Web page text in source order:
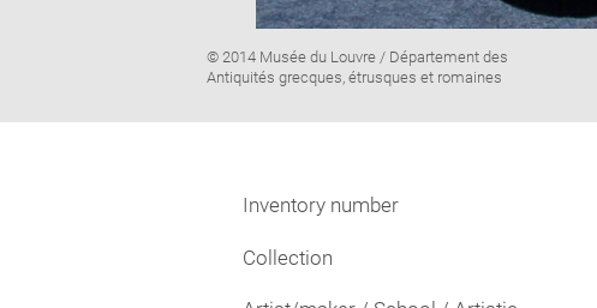
Image
caption:
© 2014 Musée du Louvre / Département des
Antiquités grecques, étrusques et romaines
Inventory number
Collection